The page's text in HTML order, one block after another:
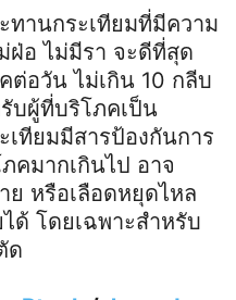
ทานกระเทียมที่มีความ
ฝ่อ ไม่มีรา จะดีที่สุด
อวัน ไม่เกิน 10 กลีบ
บผู้ที่บริโภคเป็น
เทียมมีสารป้องกันการ
คมากเกินไป อาจ
ย หรือเลือดหยุดไหล
ด้ โดยเฉพาะสำหรับ
ด